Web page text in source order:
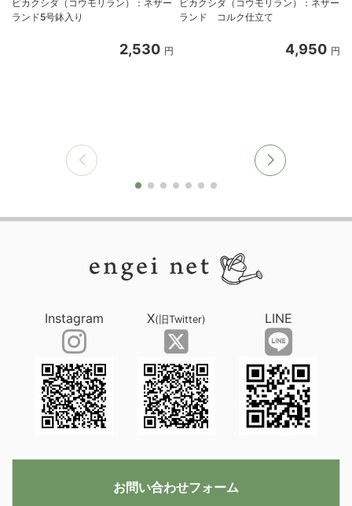
ビカクシダ（コウモリラン）：ネザー
ランド5号鉢入り
2,530 円
ビカクシダ（コウモリラン）：ネザー
ランド コルク仕立て
4,950 円
Instagram X(旧Twitter) LINE
お問い合わせフォーム